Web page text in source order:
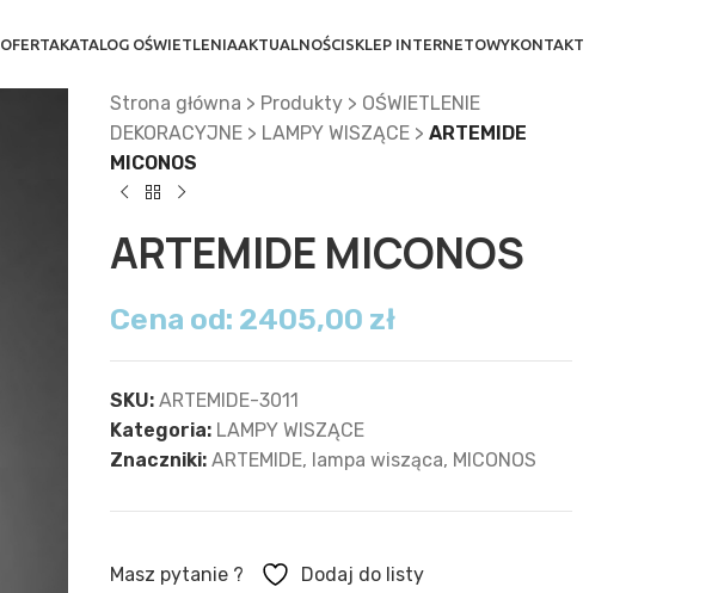
OFERTAKATALOG OŚWIETLENIAAKTUALNOŚCISKLEP INTERNETOWYKONTAKT
Strona główna > Produkty> OŚWIETLENIE
DEKORACYJNE> LAMPY WISZĄCE> ARTEMIDE
MICONOS
ARTEMIDE MICONOS
Cena od: 2405,00 zł
SKU: ARTEMIDE-3011
Kategoria: LAMPY WISZĄCE
Znaczniki: ARTEMIDE, lampa wisząca, MICONOS
Masz pytanie ? Dodaj do listy